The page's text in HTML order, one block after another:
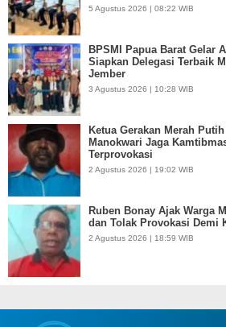
5 Agustus 2026 | 08:22 WIB
BPSMI Papua Barat Gelar
Siapkan Delegasi Terbaik
Jember
3 Agustus 2026 | 10:28 WIB
Ketua Gerakan Merah
Manokwari Jaga
Terprovokasi
2 Agustus 2026 | 19:02 WIB
Ruben Bonay Ajak Warga
dan Tolak Provokasi Demi
2 Agustus 2026 | 18:59 WIB